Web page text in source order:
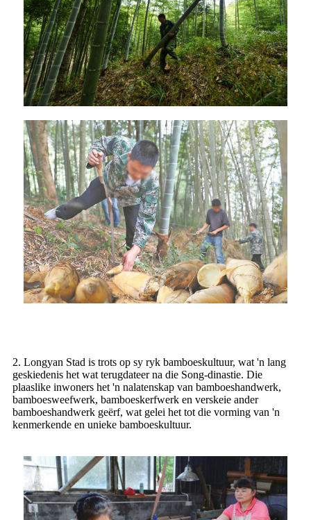
2. Longyan Stad is trots op sy ryk bamboeskultuur, wat 'n lang
geskiedenis het wat terugdateer na die Song-dinastie. Die
plaaslike inwoners het 'n nalatenskap van bamboeshandwerk,
bamboesweefwerk, bamboeskerfwerk en verskeie ander
bamboeshandwerk geërf, wat gelei het tot die vorming van 'n
kenmerkende en unieke bamboeskultuur.